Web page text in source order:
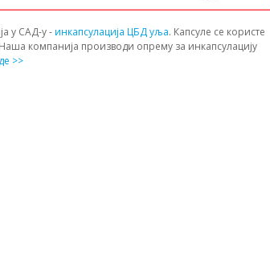
у САД-у -инкапсулација ЦБД уља. Капсуле се користе
компанија производи опрему за инкапсулацију
>>